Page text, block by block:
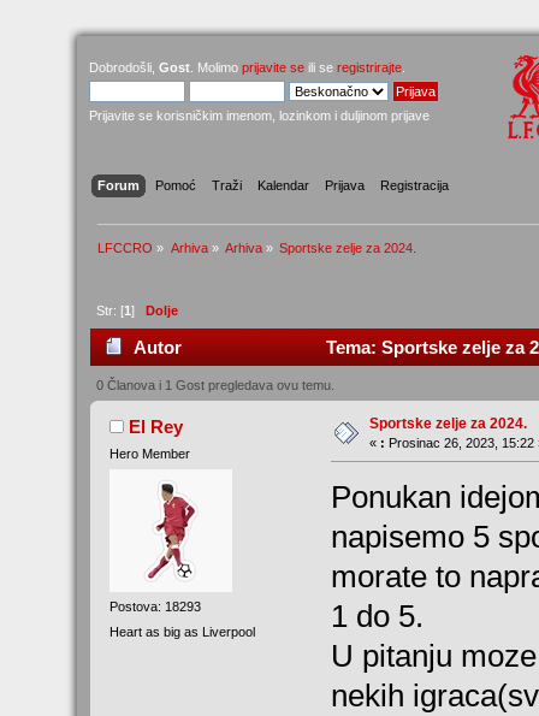
Dobrodošli, Gost . Molimo prijavite se ili se registrirajte
Prijavite se korisničkim imenom, lozinkom i duljinom prijave
Forum Pomoć Traži Kalendar Prijava Registracija
LFCCRO » Arhiva» Arhiva» Sportske zelje za 2024.
Str: [1]Dolje
Autor Tema: Sportske zelje za
0 Članova i 1 Gost pregledava ovu temu.
El Rey
Hero Member
Postova: 18293
Heart as big as Liverpool
Sportske zelje za 2024.
« : Prosinac 26, 2023, 15:22
Ponukan
napisemo 5
morate to
1 do 5.
U pitanju
nekih